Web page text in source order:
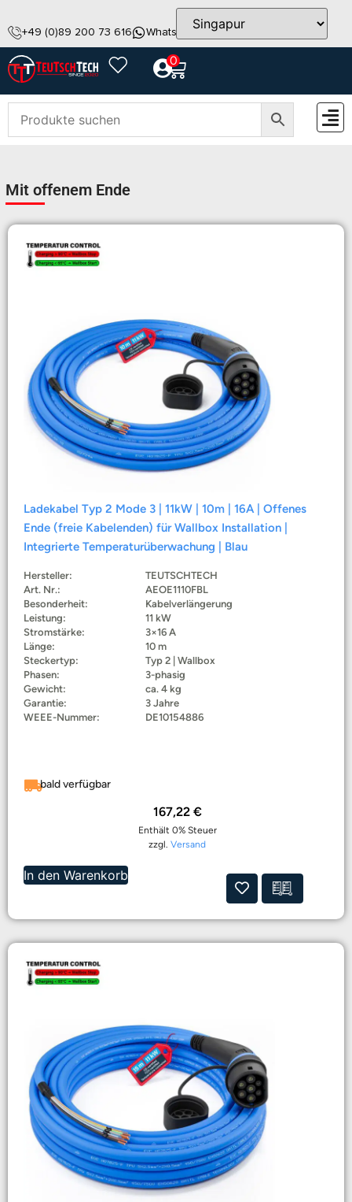
+49 (0)89 200 73 616 WhatsApp info@teutschtech.com
0
Mit offenem Ende
Ladekabel Typ 2 Mode 3 | 11kW | 10m | 16A | Offenes
Ende (freie Kabelenden) für Wallbox Installation |
Integrierte Temperaturüberwachung | Blau
Hersteller:
TEUTSCHTECH
Art. Nr.:
AEOE1110FBL
Besonderheit:
Leistung:
Kabelverlängerung
11 kW
Stromstärke:
Länge:
3×16 A
10 m
Steckertyp:
Phasen:
Typ 2 | Wallbox
3-phasig
Gewicht:
Garantie:
ca. 4 kg
3 Jahre
WEEE-Nummer:
DE10154886
bald verfügbar
167,22 €
Enthält 0% Steuer
zzgl. Versand
In den Warenkorb